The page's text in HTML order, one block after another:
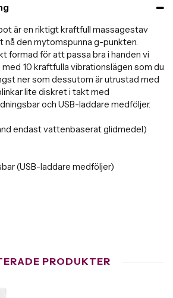
är en riktigt kraftfull massagestav
den mytomspunna g-punkten.
formad för att passa bra i handen vi
10 kraftfulla vibrationslägen som du
ner som dessutom är utrustad med
lite diskret i takt med
och USB-laddare medföljer.
endast vattenbaserat glidmedel)
(USB-laddare medföljer)
PRODUKTER